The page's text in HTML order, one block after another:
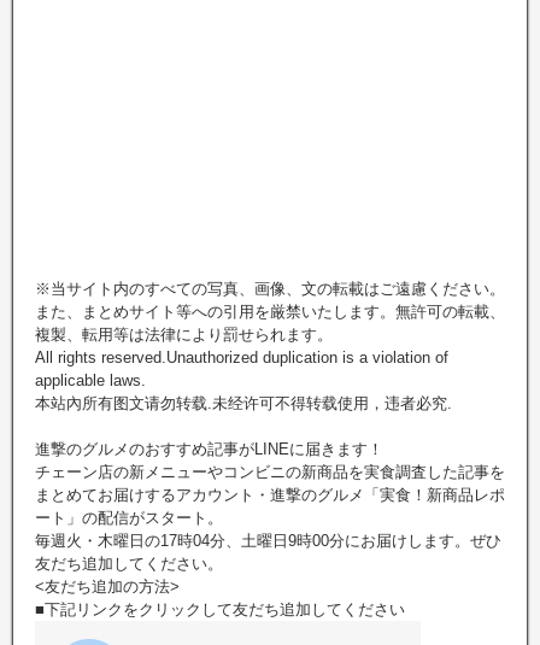
※当サイト内のすべての写真、画像、文の転載はご遠慮ください。
また、まとめサイト等への引用を厳禁いたします。無許可の転載、
複製、転用等は法律により罰せられます。
All rights reserved.Unauthorized duplication is a violation of
applicable laws.
本站內所有图文请勿转载.未经许可不得转载使用，违者必究.
進撃のグルメのおすすめ記事がLINEに届きます！
チェーン店の新メニューやコンビニの新商品を実食調査した記事を
まとめてお届けするアカウント・進撃のグルメ「実食！新商品レポ
ート」の配信がスタート。
毎週火・木曜日の17時04分、土曜日9時00分にお届けします。ぜひ
友だち追加してください。
<友だち追加の方法>
■下記リンクをクリックして友だち追加してください